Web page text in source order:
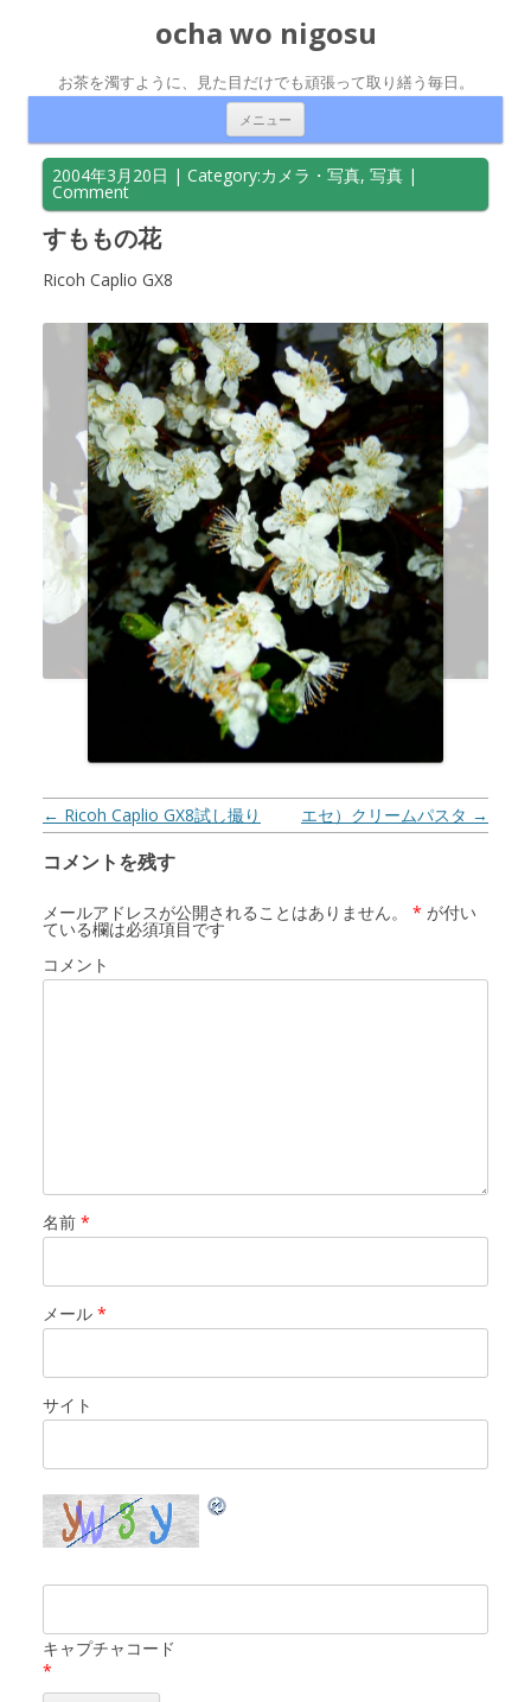
ocha wo nigosu
お茶を濁すように、見た目だけでも頑張って取り繕う毎日。
メニュー
2004年3月20日 | Category:カメラ・写真, 写真 |
Comment
すももの花
Ricoh Caplio GX8
previous
next
投稿ナビゲーション エセ）クリームパスタ →
← Ricoh Caplio GX8試し撮り
コメントを残す
メールアドレスが公開されることはありません。 * が付い
ている欄は必須項目です
コメント
名前 *
メール *
サイト
キャプチャコード
*